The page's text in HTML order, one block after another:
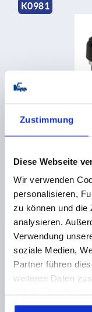
Zustimmung
Diese Webseite
Wir verwenden
personalisieren,
zu können und die
analysieren.
Verwendung
soziale Medien,
Partner führen
weiteren Daten
gesammelt haben.
K0981
esterna, inserto
da 8,51 CHF
+ IVA
K0982